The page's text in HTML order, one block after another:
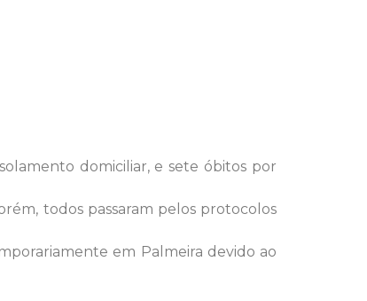
domiciliar, e sete óbitos por
todos passaram pelos protocolos
em Palmeira devido ao